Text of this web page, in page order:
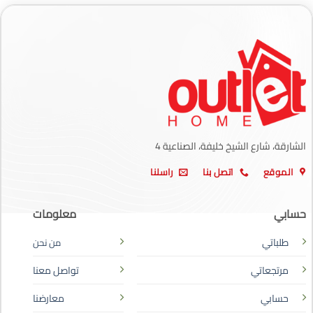
الشارقة، شارع الشيخ خليفة، الصناعية 4
الموقع اتصل بنا راسلنا
حسابي
طلباتي
مرتجعاتي
حسابي
معلومات
من نحن
تواصل معنا
معارضنا